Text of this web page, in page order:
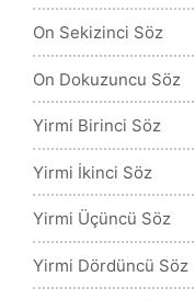
On Sekizinci Söz
On Dokuzuncu Söz
Yirmi Birinci Söz
Yirmi İkinci Söz
Yirmi Üçüncü Söz
Yirmi Dördüncü Söz